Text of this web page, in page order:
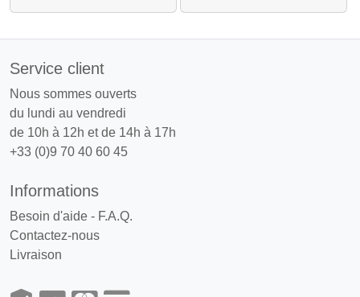
Service client
Nous sommes ouverts
du lundi au vendredi
de 10h à 12h et de 14h à 17h
+33 (0)9 70 40 60 45
Informations
Besoin d'aide - F.A.Q.
Contactez-nous
Livraison